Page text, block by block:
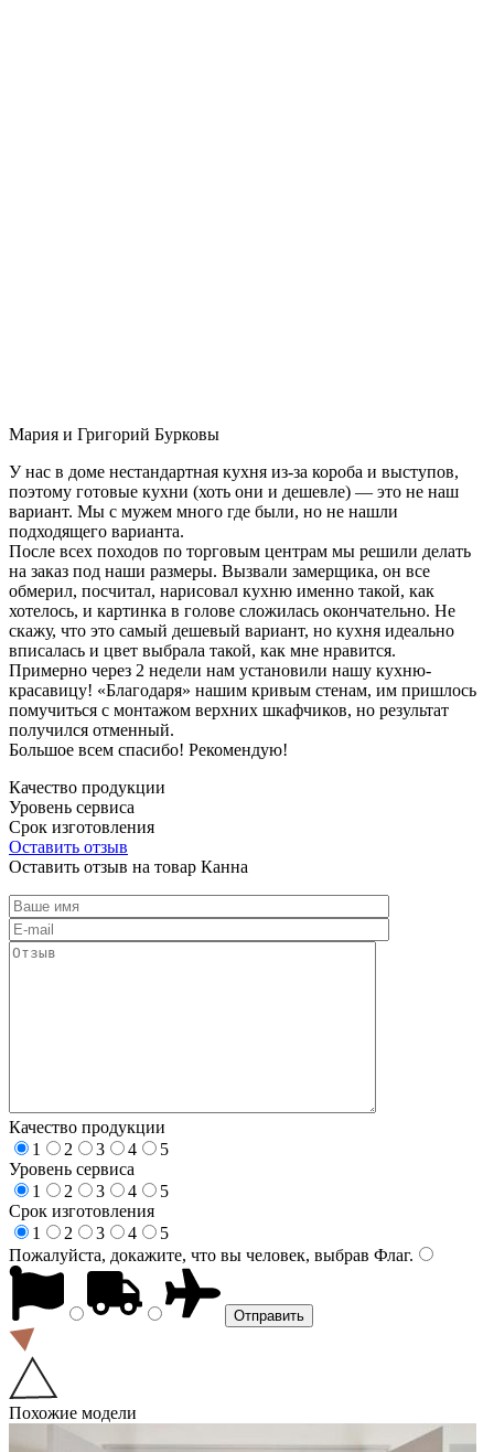
Мария и Григорий Бурковы
У нас в доме нестандартная кухня из-за короба и выступов,
поэтому готовые кухни (хоть они и дешевле) — это не наш
вариант. Мы с мужем много где были, но не нашли
подходящего варианта.
После всех походов по торговым центрам мы решили делать
на заказ под наши размеры. Вызвали замерщика, он все
обмерил, посчитал, нарисовал кухню именно такой, как
хотелось, и картинка в голове сложилась окончательно. Не
скажу, что это самый дешевый вариант, но кухня идеально
вписалась и цвет выбрала такой, как мне нравится.
Примерно через 2 недели нам установили нашу кухню-
красавицу! «Благодаря» нашим кривым стенам, им пришлось
помучиться с монтажом верхних шкафчиков, но результат
получился отменный.
Большое всем спасибо! Рекомендую!
Качество продукции
Уровень сервиса
Срок изготовления
Оставить отзыв
Оставить отзыв на товар Канна
Качество продукции
1
2 3 4
5
Уровень сервиса
1
2 3 4
5
Срок изготовления
1
2 3 4
5
Пожалуйста, докажите, что вы человек, выбрав Флаг.
Похожие модели